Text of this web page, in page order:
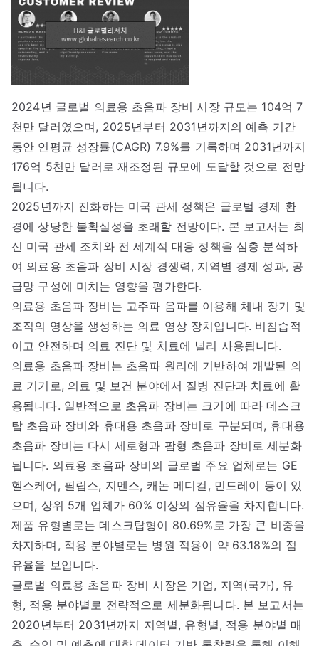
2024년 글로벌 의료용 초음파 장비 시장 규모는 104억 7
천만 달러였으며, 2025년부터 2031년까지의 예측 기간
동안 연평균 성장률(CAGR) 7.9%를 기록하며 2031년까지
176억 5천만 달러로 재조정된 규모에 도달할 것으로 전망
됩니다.
2025년까지 진화하는 미국 관세 정책은 글로벌 경제 환
경에 상당한 불확실성을 초래할 전망이다. 본 보고서는 최
신 미국 관세 조치와 전 세계적 대응 정책을 심층 분석하
여 의료용 초음파 장비 시장 경쟁력, 지역별 경제 성과, 공
급망 구성에 미치는 영향을 평가한다.
의료용 초음파 장비는 고주파 음파를 이용해 체내 장기 및
조직의 영상을 생성하는 의료 영상 장치입니다. 비침습적
이고 안전하며 의료 진단 및 치료에 널리 사용됩니다.
의료용 초음파 장비는 초음파 원리에 기반하여 개발된 의
료 기기로, 의료 및 보건 분야에서 질병 진단과 치료에 활
용됩니다. 일반적으로 초음파 장비는 크기에 따라 데스크
탑 초음파 장비와 휴대용 초음파 장비로 구분되며, 휴대용
초음파 장비는 다시 세로형과 팜형 초음파 장비로 세분화
됩니다. 의료용 초음파 장비의 글로벌 주요 업체로는 GE
헬스케어, 필립스, 지멘스, 캐논 메디컬, 민드레이 등이 있
으며, 상위 5개 업체가 60% 이상의 점유율을 차지합니다.
제품 유형별로는 데스크탑형이 80.69%로 가장 큰 비중을
차지하며, 적용 분야별로는 병원 적용이 약 63.18%의 점
유율을 보입니다.
글로벌 의료용 초음파 장비 시장은 기업, 지역(국가), 유
형, 적용 분야별로 전략적으로 세분화됩니다. 본 보고서는
2020년부터 2031년까지 지역별, 유형별, 적용 분야별 매